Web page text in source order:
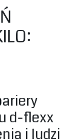
d-flexx
i ludzi